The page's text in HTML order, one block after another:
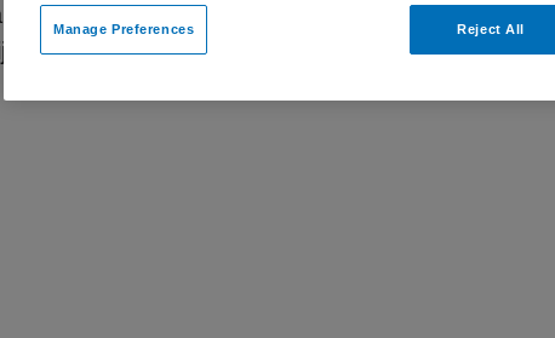
bij Koninklijke Visio is niet meer actueel.
vacatures die voor u wellicht interessant zijn.
Manage Preferences Reject All